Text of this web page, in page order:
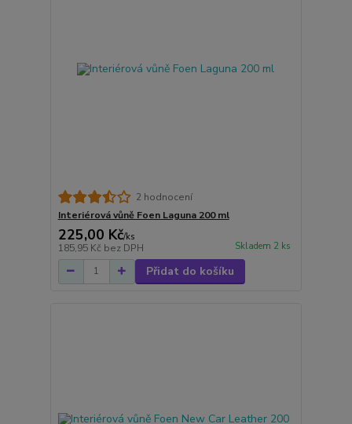
2 hodnocení
Interiérová vůně Foen Laguna 200 ml
225,00 Kč/ks
185,95 Kč bez DPH Skladem 2 ks
Přidat do košíku